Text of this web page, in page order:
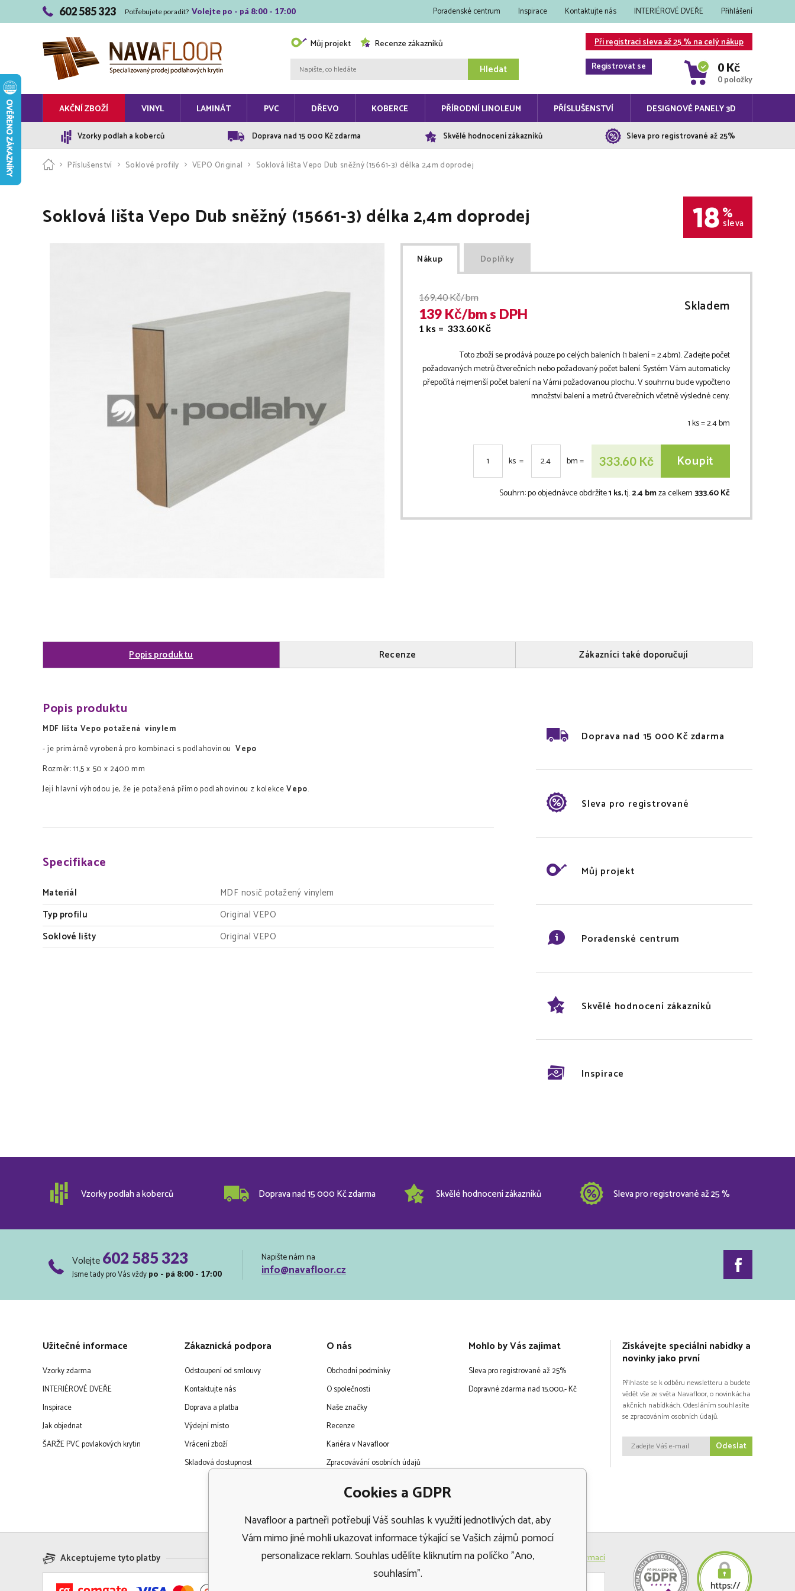
602 585 323 Potřebujete poradit? Volejte po - pá 8:00 - 17:00 Poradenské centrum Inspirace Kontaktujte nás INTERIÉROVÉ DVEŘE Přihlášení
Můj projekt Recenze zákazníků
Hledat
Při registraci sleva až 25 % na celý nákup
Registrovat se
0 Kč
0 položky
AKČNÍ ZBOŽÍ VINYL LAMINÁT PVC DŘEVO KOBERCE PŘÍRODNÍ LINOLEUM PŘÍSLUŠENSTVÍ DESIGNOVÉ PANELY 3D
Vzorky podlah a koberců Doprava nad 15 000 Kč zdarma Skvělé hodnocení zákazníků Sleva pro registrované až 25%
Příslušenství Soklové profily VEPO Original Soklová lišta Vepo Dub sněžný (15661-3) délka 2,4m doprodej
Soklová lišta Vepo Dub sněžný (15661-3) délka 2,4m doprodej 18 %
sleva
Nákup Doplňky
169.40Kč/bm
139 Kč/bms DPH
1 ks = 333.60 Kč
Skladem
Toto zboží se prodává pouze po celých baleních (1 balení =2.4bm). Zadejte počet
požadovaných metrů čtverečních nebo požadovaný počet balení. Systém Vám automaticky
přepočítá nejmenší počet balení na Vámi požadovanou plochu. V souhrnu bude vypočteno
množství balení a metrů čtverečních včetně výsledné ceny.
1 ks =2.4bm
ks = bm= 333.60Kč Koupit
Souhrn:po objednávce obdržíte1 ks, tj.2.4 bmza celkem333.60 Kč
Popis produktu Recenze Zákazníci také doporučují
Popis produktu
MDF lišta Vepo potažená vinylem
- je primárně vyrobená pro kombinaci s podlahovinouVepo
Rozměr: 11,5 x 50 x 2400 mm
Její hlavní výhodou je, že je potažená přímo podlahovinou z kolekceVepo.
Specifikace
Materiál
MDF nosič potažený vinylem
Typ profilu
Original VEPO
Soklové lišty
Original VEPO
Doprava nad 15 000 Kč zdarma
Sleva pro registrované
Můj projekt
Poradenské centrum
Skvělé hodnocení zákazníků
Inspirace
Vzorky podlah a koberců Doprava nad 15 000 Kč zdarma Skvělé hodnocení zákazníků Sleva pro registrované až 25 %
Volejte602 585 323
Jsme tady pro Vás vždy po - pá 8:00 - 17:00
Napište nám na
info@navafloor.cz
Užitečné informace
Vzorky zdarma
INTERIÉROVÉ DVEŘE
Inspirace
Jak objednat
ŠARŽE PVC povlakových krytin
Zákaznická podpora
Odstoupení od smlouvy
Kontaktujte nás
Doprava a platba
Výdejní místo
Vrácení zboží
Skladová dostupnost
O nás
Obchodní podmínky
O společnosti
Naše značky
Recenze
Kariéra v Navafloor
Zpracovávání osobních údajů
Mohlo by Vás zajímat
Sleva pro registrované až 25%
Dopravné zdarma nad 15.000,- Kč
Získávejte speciální nabídky a
novinky jako první
Přihlaste se k odběru newsletteru a budete
vědět vše ze světa Navafloor, o novinkácha
akčních nabídkách. Odesláním souhlasíte
se zpracováním osobních údajů.
Odeslat
Akceptujeme tyto platby Doprava Více informací
Cookies a GDPR
Navafloor a partneři potřebují Váš souhlas k využití jednotlivých dat, aby
Vám mimo jiné mohli ukazovat informace týkající se Vašich zájmů pomocí
personalizace reklam. Souhlas udělíte kliknutím na políčko "Ano,
souhlasím".